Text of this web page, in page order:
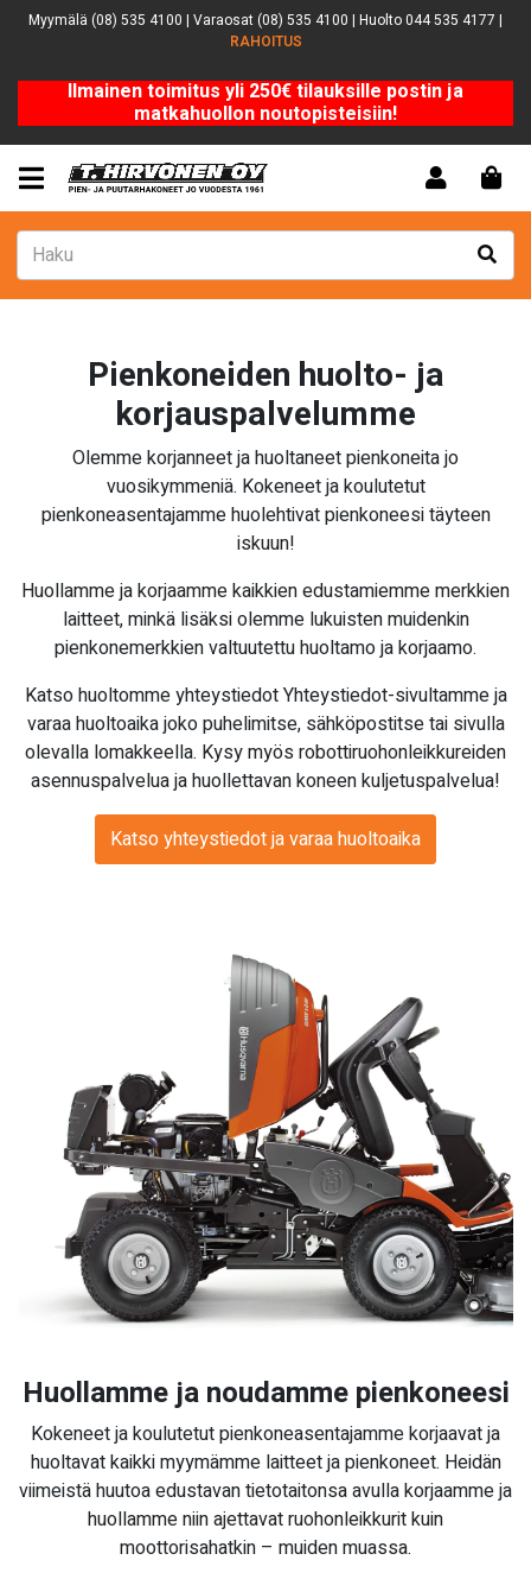
Myymälä (08) 535 4100 | Varaosat (08) 535 4100 | Huolto 044 535 4177 |
RAHOITUS
Ilmainen toimitus yli 250€ tilauksille postin ja
matkahuollon noutopisteisiin!
Pienkoneiden huolto- ja
korjauspalvelumme
Olemme korjanneet ja huoltaneet pienkoneita jo
vuosikymmeniä. Kokeneet ja koulutetut
pienkoneasentajamme huolehtivat pienkoneesi täyteen
iskuun!
Huollamme ja korjaamme kaikkien edustamiemme merkkien
laitteet, minkä lisäksi olemme lukuisten muidenkin
pienkonemerkkien valtuutettu huoltamo ja korjaamo.
Katso huoltomme yhteystiedot Yhteystiedot-sivultamme ja
varaa huoltoaika joko puhelimitse, sähköpostitse tai sivulla
olevalla lomakkeella. Kysy myös robottiruohonleikkureiden
asennuspalvelua ja huollettavan koneen kuljetuspalvelua!
Katso yhteystiedot ja varaa huoltoaika
Huollamme ja noudamme pienkoneesi
Kokeneet ja koulutetut pienkoneasentajamme korjaavat ja
huoltavat kaikki myymämme laitteet ja pienkoneet. Heidän
viimeistä huutoa edustavan tietotaitonsa avulla korjaamme ja
huollamme niin ajettavat ruohonleikkurit kuin
moottorisahatkin – muiden muassa.